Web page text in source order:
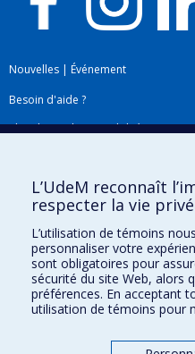
Nouvelles | Événement
Besoin d'aide ?
Plan du site|Accessibilité
Téléchargez les logos de
L’UdeM reconnaît
respecter la vie
L’utilisation de témoins
personnaliser votre
sont obligatoires pour
sécurité du site Web, alors
préférences. En acceptant
utilisation de témoins pour